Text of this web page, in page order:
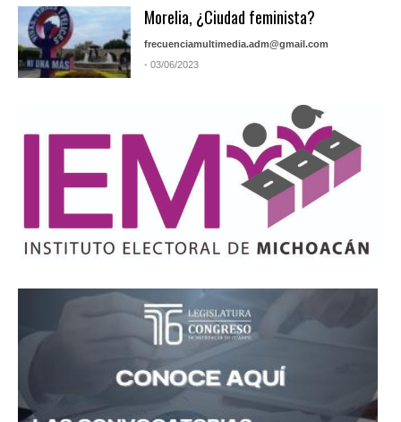
Morelia, ¿Ciudad feminista?
frecuenciamultimedia.adm@gmail.com
- 03/06/2023